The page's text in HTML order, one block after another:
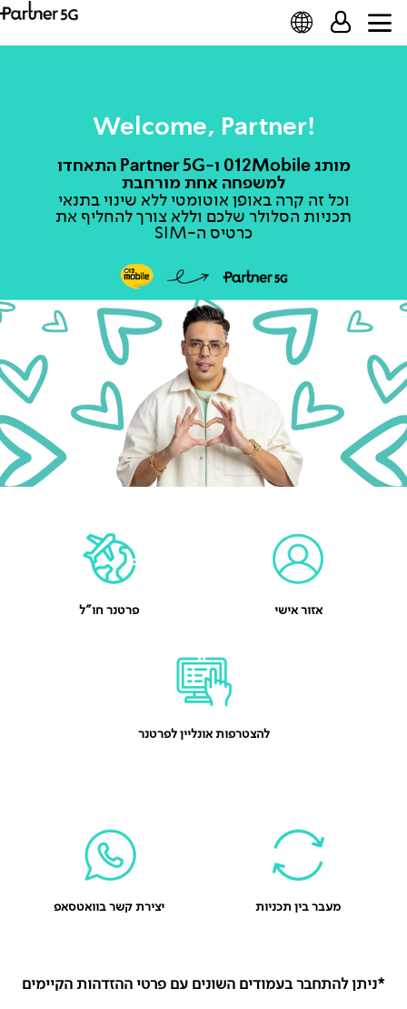
תפעול, סטטיסטיקה ושיווק. למידע נוסף ולמדיניות
הפרטיות המעודכנת
!Welcome, Partner
מותג 012Mobile ו-Partner 5G התאחדו
למשפחה אחת מורחבת
וכל זה קרה באופן אוטומטי ללא שינוי בתנאי
תכניות הסלולר שלכם וללא צורך להחליף את
כרטיס ה-SIM
אזור אישי פרטנר חו"ל
להצטרפות אונליין לפרטנר
מעבר בין תכניות יצירת קשר בוואטסאפ
*ניתן להתחבר בעמודים השונים עם פרטי ההזדהות הקיימים